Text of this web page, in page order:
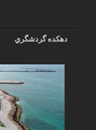
دهكده گردشگري